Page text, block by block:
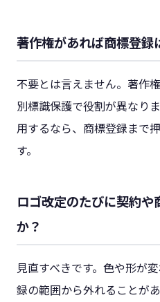
著作権があれば商標登録
不要とは言えません。著作
別標識保護で役割が異なり
用するなら、商標登録まで
す。
ロゴ改定のたびに契約
か？
見直すべきです。色や形が
録の範囲から外れることが